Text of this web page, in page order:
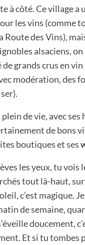
à côté. Ce village a
les vins (comme
Route des Vins),
alsaciens, on
de grands crus en
modération, des
de vie, avec
de bons
boutiques et ses
les yeux, tu vois
tout là-haut,
c’est magique.
de semaine,
doucement,
Et si tu tombes